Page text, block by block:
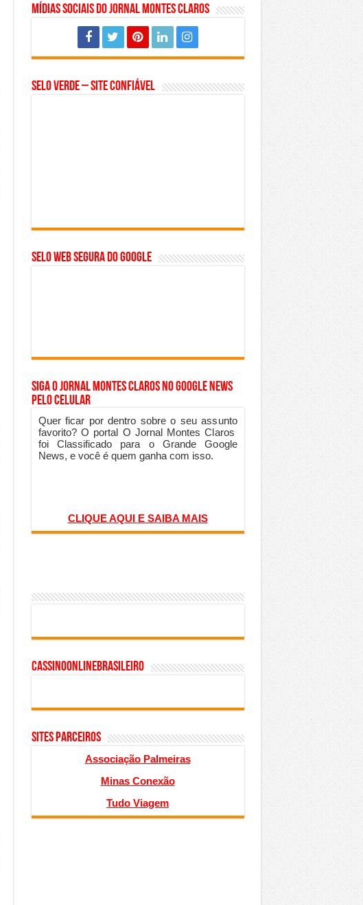
Mídias Sociais do Jornal Montes Claros
Selo Verde – Site Confiável
SELO WEB SEGURA do GOOGLE
Siga o Jornal Montes Claros no Google News
pelo Celular
Quer ficar por dentro sobre o seu assunto
favorito? O portal O Jornal Montes Claros
foi Classificado para o Grande Google
News, e você é quem ganha com isso.
CLIQUE AQUI E SAIBA MAIS
cassinoonlinebrasileiro
SITES PARCEIROS
Associação Palmeiras
Minas Conexão
Tudo Viagem